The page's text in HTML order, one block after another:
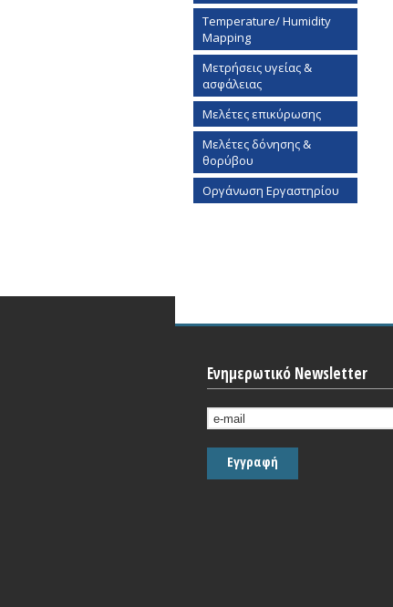
Temperature/ Humidity
Mapping
Μετρήσεις υγείας &
ασφάλειας
Μελέτες επικύρωσης
Μελέτες δόνησης &
θορύβου
Οργάνωση Εργαστηρίου
Ενημερωτικό Newsletter